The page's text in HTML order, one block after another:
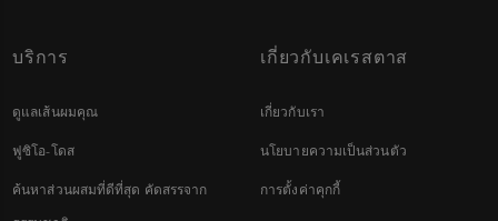
บริการ
ดูแลเส้นผมคุณ
ฟูซิโอ-โดส
ค้นหาส่วนผสมที่ดีที่สุด คัดสรรจาก
เกี่ยวกับเคเรสตาส
เกี่ยวกับเรา
นโยบายความเป็นส่วนตัว
การตั้งค่าคุกกี้